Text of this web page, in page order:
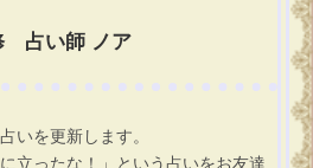
占い師 ノア
いを更新します。
立ったな！」という占いをお友達